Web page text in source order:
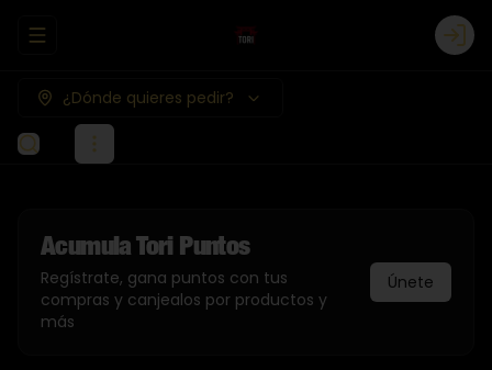
Abrir menu de navegación Login
¿Dónde quieres pedir?
AcumulaTori Puntos
Regístrate, gana puntos con tus
compras y canjealos por productos y
más
Únete